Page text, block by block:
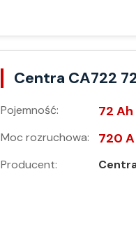
Centra CA722
Pojemność: 72 Ah
Moc rozruchowa: 720 A
Producent: